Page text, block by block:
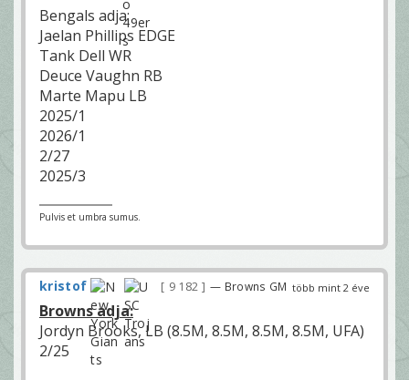
Bengals adja:
Jaelan Phillips EDGE
Tank Dell WR
Deuce Vaughn RB
Marte Mapu LB
2025/1
2026/1
2/27
2025/3
Pulvis et umbra sumus.
több mint 2 éve
kristof 9 182 — Browns GM
Browns adja:
Jordyn Brooks, LB (8.5M, 8.5M, 8.5M, 8.5M, UFA)
2/25